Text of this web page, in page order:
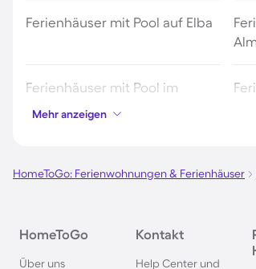
Ferienhäuser mit Pool auf Elba
Ferienhäuser mit Pool im
Odenwald
Saalbach-Hinterglemm
Englmar
Mehr anzeigen
HomeToGo: Ferienwohnungen & Ferienhäuser
HomeToGo
Über uns
Kontakt
Help Center und